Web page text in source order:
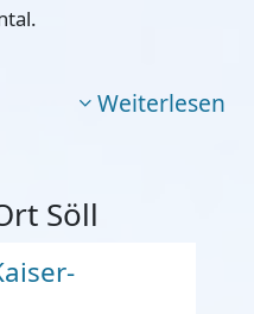
Weiterlesen
Söll